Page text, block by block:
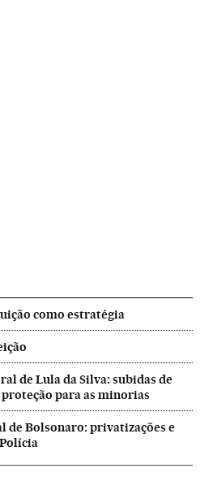
como estratégia
de Lula da Silva: subidas de
para as minorias
de Bolsonaro: privatizações e